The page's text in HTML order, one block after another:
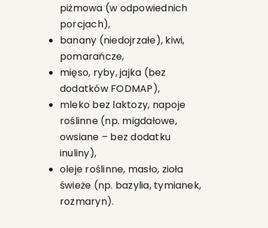
piżmowa (w odpowiednich
porcjach),
banany (niedojrzałe), kiwi,
pomarańcze,
mięso, ryby, jajka (bez
dodatków FODMAP),
mleko bez laktozy, napoje
roślinne (np. migdałowe,
owsiane – bez dodatku
inuliny),
oleje roślinne, masło, zioła
świeże (np. bazylia, tymianek,
rozmaryn).